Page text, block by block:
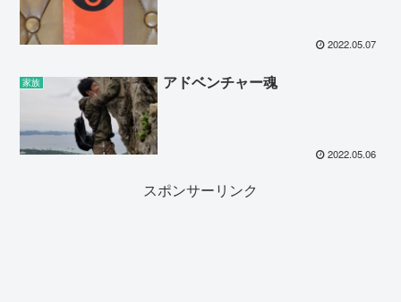
2022.05.07
家族 アドベンチャー魂
2022.05.06
スポンサーリンク